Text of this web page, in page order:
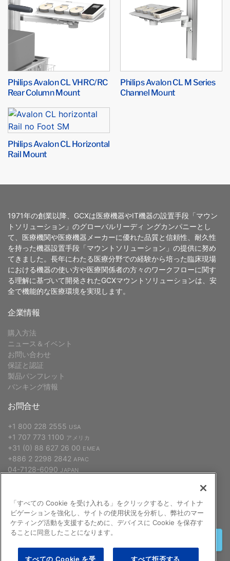
Philips Avalon CL VHRC/RC
Rear Column Mount
Philips Avalon CL M Series
Channel Mount
Philips Avalon CL Horizontal
Rail Mount
1971年の創業以降、GCXは医療機器やIT機器の設置手段「マウン
トソリューション」のグローバルリーディ ングカンパニーとし
て、医療機関や医療機器メーカーに優れた品質と信頼性、耐久性
を持った機器設置手段「マウントソリューション」の提供に努め
てきました。長年にわたる医療分野での経験から培った臨床現場
における機器の使い方や医療関係者の方々のワークフローに関す
る理解に基づいて開発されたGCXマウントソリューションは、安
全で機能的な医療環境を実現します。
企業情報
購入方法
ニュース＆イベント
お問い合わせ
保証と認証
製品パンフレット
バンキング情報
お問合せ
+1 800 228 2555 USA
+1 707 773 1100 アメリカ
+31 (0) 88 627 26 00 EMEA
+886 2 2298 2842 APAC
04-7128-6090 JAPAN
申し込む
「すべての Cookie を受け入れる」をクリックすると、サイトナ
ビゲーションを強化し、サイトの使用状況を分析し、弊社のマー
ケティング活動を支援するために、デバイスに Cookie を保存す
ることに同意したことになります。
すべての Cookie を受 すべて拒否する